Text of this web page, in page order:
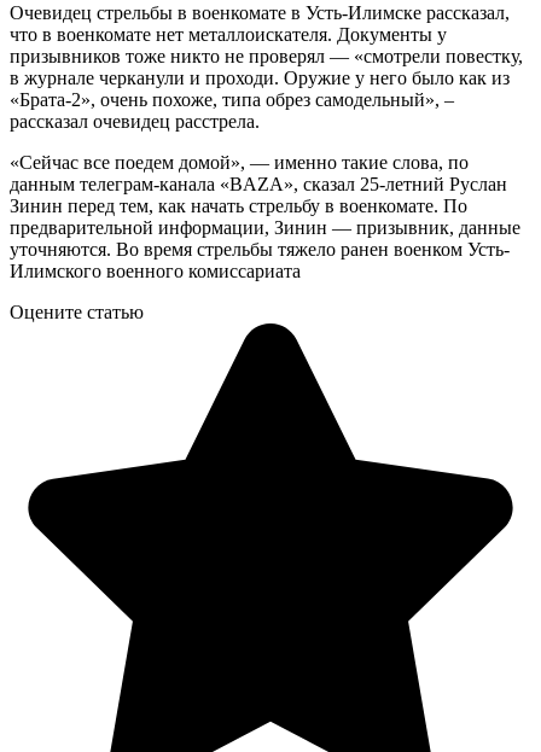
Очевидец стрельбы в военкомате в Усть-Илимске рассказал,
что в военкомате нет металлоискателя. Документы у
призывников тоже никто не проверял — «смотрели повестку,
в журнале черканули и проходи. Оружие у него было как из
«Брата-2», очень похоже, типа обрез самодельный», –
рассказал очевидец расстрела.
«Сейчас все поедем домой», — именно такие слова, по
данным телеграм-канала «BAZA», сказал 25-летний Руслан
Зинин перед тем, как начать стрельбу в военкомате. По
предварительной информации, Зинин — призывник, данные
уточняются. Во время стрельбы тяжело ранен военком Усть-
Илимского военного комиссариата
Оцените статью